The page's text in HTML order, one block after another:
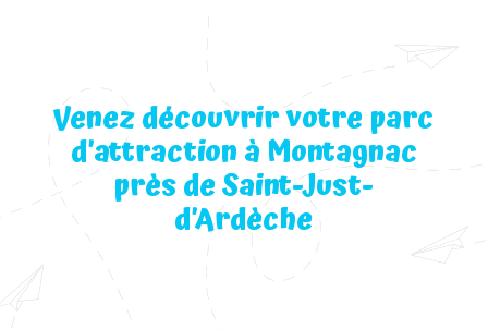
Venez découvrir votre parc
d’attraction à Montagnac
près de Saint-Just-
d’Ardèche